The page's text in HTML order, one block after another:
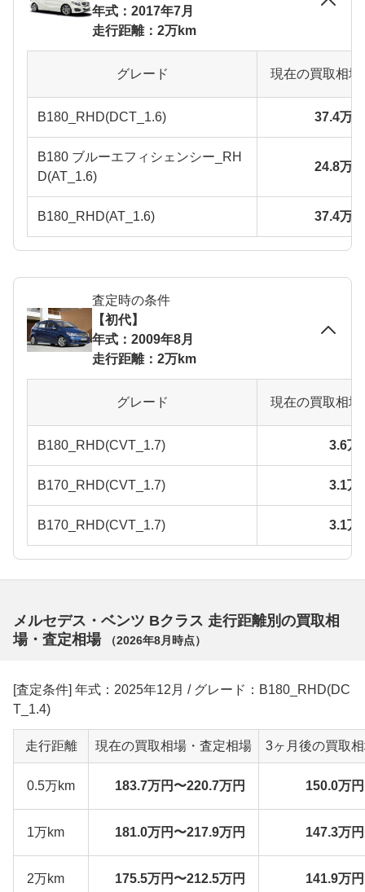
年式：2017年7月
走行距離：2万km
グレード 現在の買取相
B180_RHD(DCT_1.6) 37.4万
B180 ブルーエフィシェンシー_RH
D(AT_1.6)
24.8万
B180_RHD(AT_1.6) 37.4万
査定時の条件
【初代】
年式：2009年8月
走行距離：2万km
グレード 現在の買取相
B180_RHD(CVT_1.7) 3.6万
B170_RHD(CVT_1.7) 3.1万
B170_RHD(CVT_1.7) 3.1万
メルセデス・ベンツ Bクラス 走行距離別の買取相
場・査定相場
（2026年8月 時点）
[査定条件] 年式：2025年12月 / グレード：B180_RHD(DC
T_1.4)
走行距離 現在の買取相場・査定相場 3ヶ月後の買取
0.5万km 183.7万円〜220.7万円 150.0万
1万km 181.0万円〜217.9万円 147.3万
2万km 175.5万円〜212.5万円 141.9万